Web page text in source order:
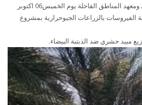
الجهوية للتنمية الفلاحية بقبلي ومعهد المناطق القاحلة يوم الخميس06 اكتوبر
الفيروسات بالزراعات الجيوحرارية بمشروع
مبيد حشري ضد الذبتبة البيضاء.